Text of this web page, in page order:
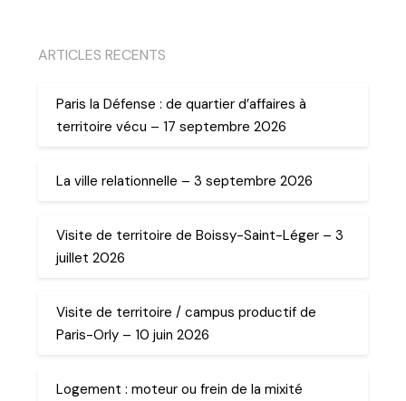
ARTICLES RECENTS
Paris la Défense : de quartier d’affaires à
territoire vécu – 17 septembre 2026
La ville relationnelle – 3 septembre 2026
Visite de territoire de Boissy-Saint-Léger – 3
juillet 2026
Visite de territoire / campus productif de
Paris-Orly – 10 juin 2026
Logement : moteur ou frein de la mixité